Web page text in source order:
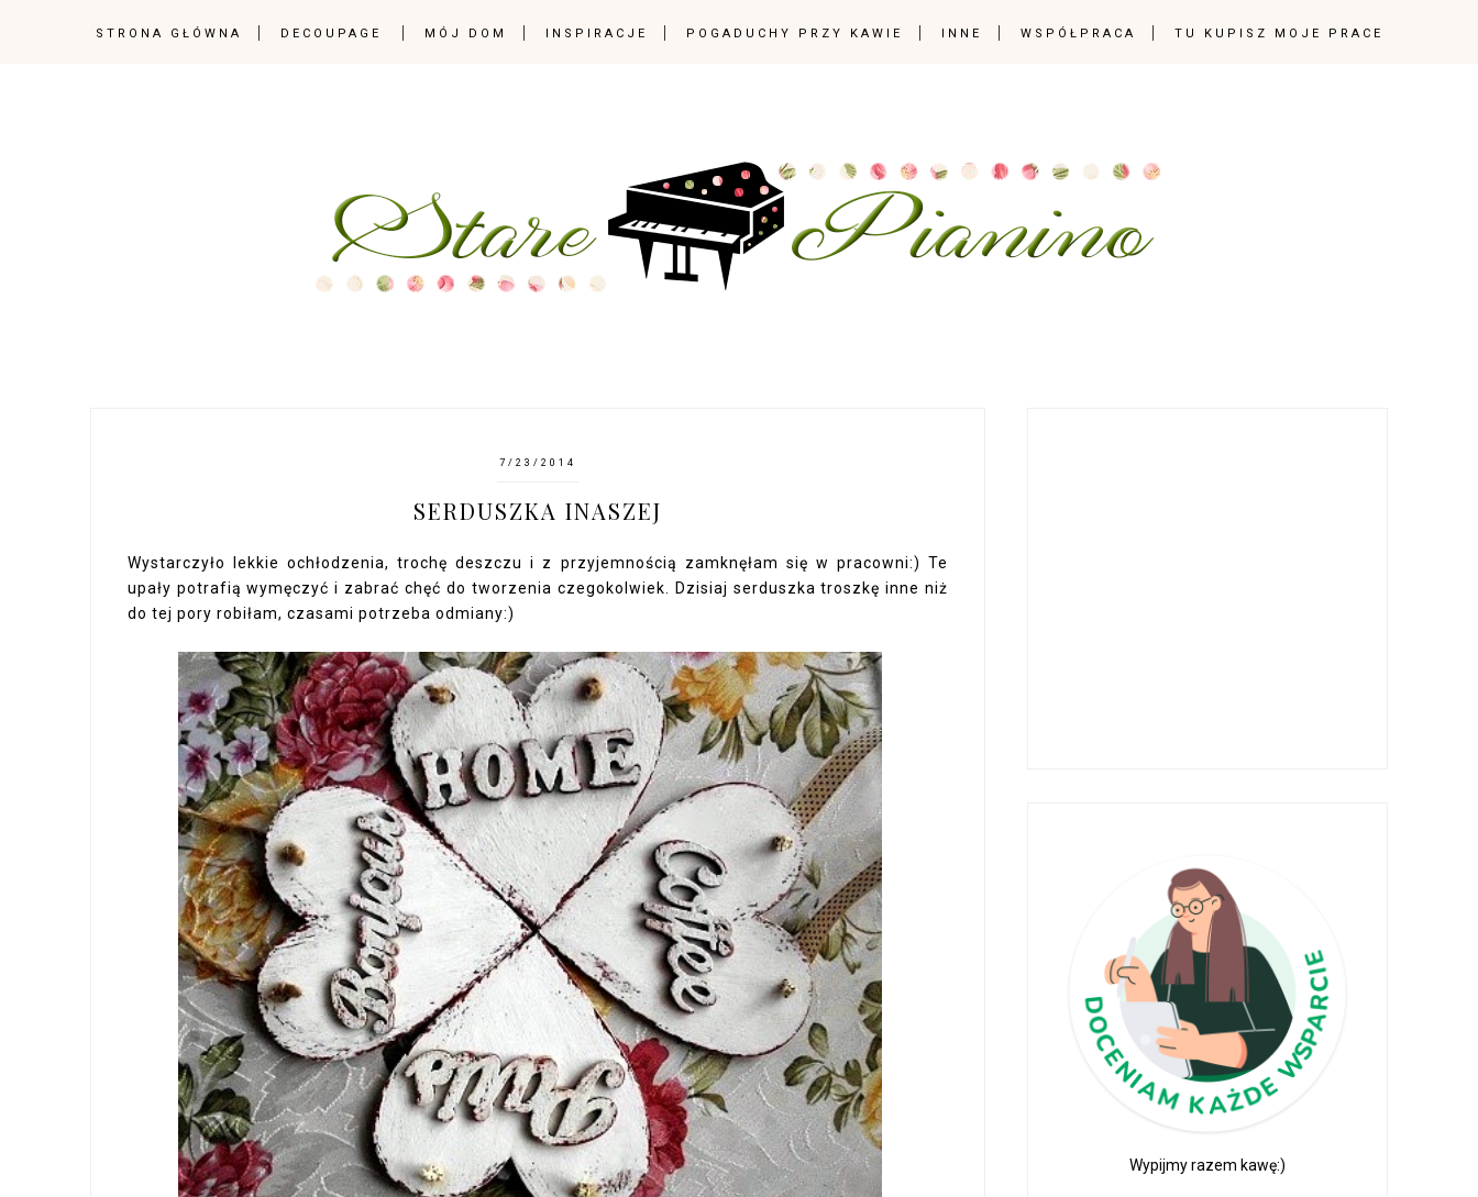
STRONA GŁÓWNA DECOUPAGE MÓJ DOM INSPIRACJE POGADUCHY PRZY KAWIE INNE WSPÓŁPRACA TU KUPISZ MOJE PRACE
7/23/2014
SERDUSZKA INASZEJ
Wystarczyło lekkie ochłodzenia, trochę deszczu i z przyjemnością zamknęłam się w pracowni:) Te
upały potrafią wymęczyć i zabrać chęć do tworzenia czegokolwiek. Dzisiaj serduszka troszkę inne niż
do tej pory robiłam, czasami potrzeba odmiany:)
Wypijmy razem kawę:)